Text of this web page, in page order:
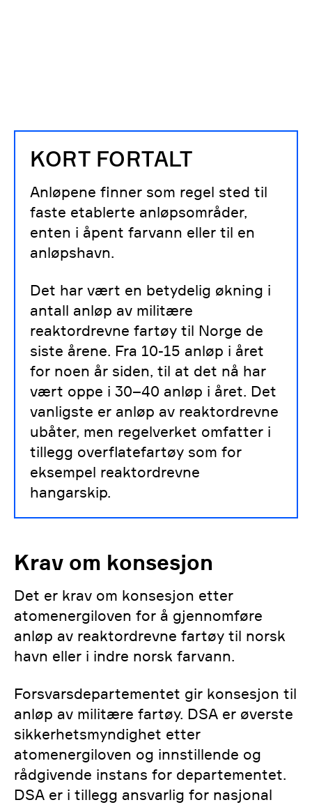
KORT FORTALT
Anløpene finner som regel sted til
faste etablerte anløpsområder,
enten i åpent farvann eller til en
anløpshavn.
Det har vært en betydelig økning i
antall anløp av militære
reaktordrevne fartøy til Norge de
siste årene. Fra 10-15 anløp i året
for noen år siden, til at det nå har
vært oppe i 30–40 anløp i året. Det
vanligste er anløp av reaktordrevne
ubåter, men regelverket omfatter i
tillegg overflatefartøy som for
eksempel reaktordrevne
hangarskip.
Krav om konsesjon
Det er krav om konsesjon etter
atomenergiloven for å gjennomføre
anløp av reaktordrevne fartøy til norsk
havn eller i indre norsk farvann.
Forsvarsdepartementet gir konsesjon til
anløp av militære fartøy. DSA er øverste
sikkerhetsmyndighet etter
atomenergiloven og innstillende og
rådgivende instans for departementet.
DSA er i tillegg ansvarlig for nasjonal